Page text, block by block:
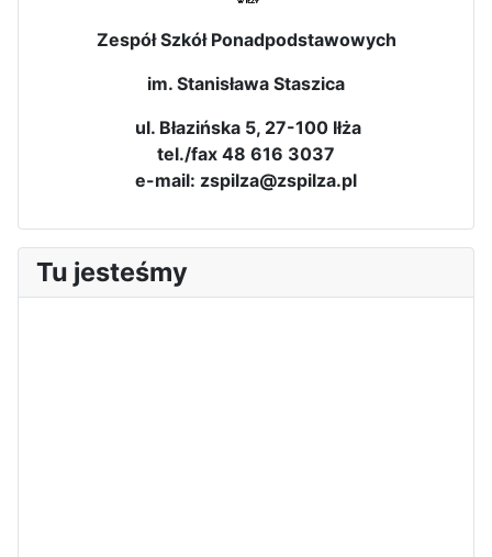
Zespół Szkół Ponadpodstawowych
im. Stanisława Staszica
ul. Błazińska 5, 27-100 Iłża
tel./fax 48 616 3037
e-mail: zspilza@zspilza.pl
Tu jesteśmy